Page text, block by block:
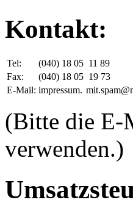
Kontakt:
Tel: (040) 18 05 11 89
Fax:
(040) 18 05 19 73
E-Mail: impressum.
(Bitte die E-
verwenden.)